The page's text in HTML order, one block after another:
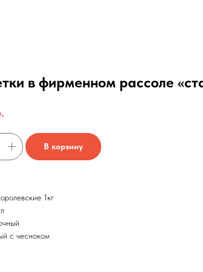
в фирменном рассоле
В корзину
1кг
с чесноком